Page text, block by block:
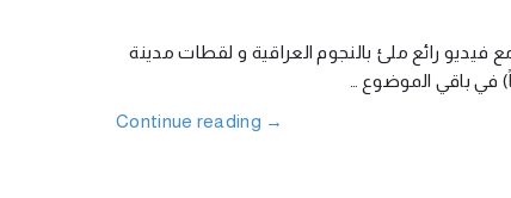
رائع ملئ بالنجوم العراقية و لقطات مدينة
في باقي الموضوع …
Continue reading →